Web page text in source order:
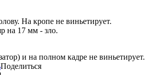
На кропе не виньетирует.
на 17 мм - зло.
и на полном кадре не виньетирует.
Поделиться